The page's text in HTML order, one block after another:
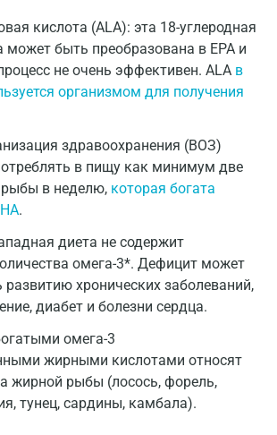
кислота (ALA): эта 18-углеродная
может быть преобразована в EPA и
не очень эффективен. ALA в
организмом для получения
здравоохранения (ВОЗ)
в пищу как минимум две
в неделю, которая богата
.
диета не содержит
омега-3*. Дефицит может
развитию хронических заболеваний,
диабет и болезни сердца.
омега-3
жирными кислотами относят
жирной рыбы (лосось, форель,
тунец, сардины, камбала).